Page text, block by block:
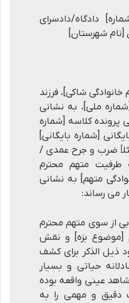
دادگاه/دادسرای
شهرستان]
خانوادگی شاکی]، فرزند
ملی]، به نشانی
پرونده کلاسه [شماره
[شماره بایگانی]
ضرب و جرح عمدی /
طرفیت متهم محترم
متهم] به نشانی
می رساند:
از سوی متهم محترم
[موضوع بزه] و نقش
ذیل الذکر برای کشف
حیاتی و بسیار
عینی واقعه بوده
دقیق و مهمی را به